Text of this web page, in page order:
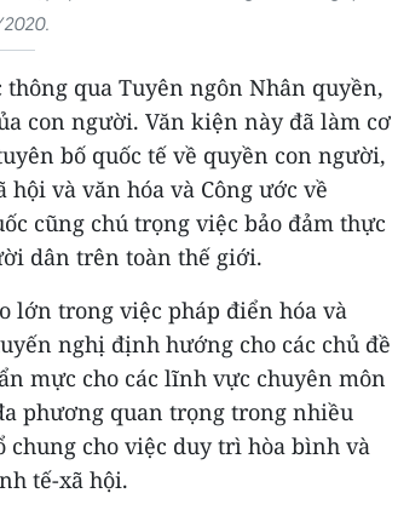
qua Tuyên ngôn Nhân quyền,
con người. Văn kiện này đã làm cơ
bố quốc tế về quyền con người,
và văn hóa và Công ước về
cũng chú trọng việc bảo đảm thực
dân trên toàn thế giới.
lớn trong việc pháp điển hóa và
nghị định hướng cho các chủ đề
mực cho các lĩnh vực chuyên môn
phương quan trọng trong nhiều
cho việc duy trì hòa bình và
tế-xã hội.